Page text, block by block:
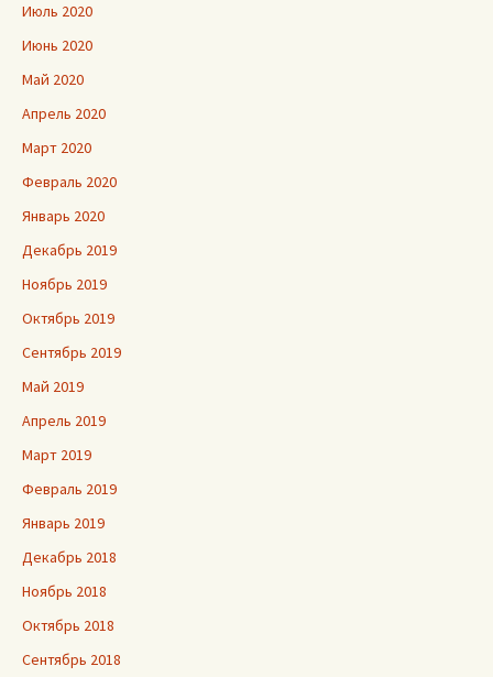
Июль 2020
Июнь 2020
Май 2020
Апрель 2020
Март 2020
Февраль 2020
Январь 2020
Декабрь 2019
Ноябрь 2019
Октябрь 2019
Сентябрь 2019
Май 2019
Апрель 2019
Март 2019
Февраль 2019
Январь 2019
Декабрь 2018
Ноябрь 2018
Октябрь 2018
Сентябрь 2018